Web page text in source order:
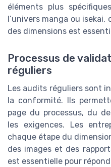
éléments plus
l’univers manga ou
des dimensions est
Processus de
réguliers
Les audits réguliers sont
la conformité. Ils
page du processus, du
les exigences. Les
chaque étape du
des images et des
est essentielle pour